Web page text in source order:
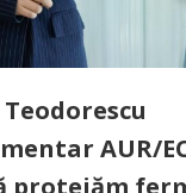
AUR/
protejăm